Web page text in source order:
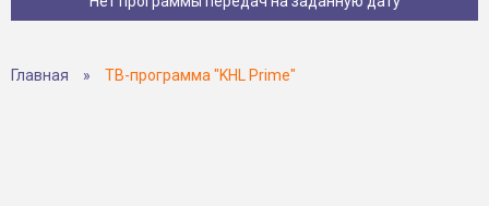
Главная » ТВ-программа "KHL Prime"